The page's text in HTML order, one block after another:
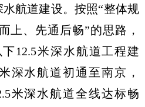
航道建设。按照“整体规
上、先通后畅”的思路，
12.5米深水航道工程建
深水航道初通至南京，
米深水航道全线达标畅